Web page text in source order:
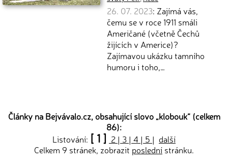
26. 07. 2023: Zajímá vás,
čemu se v roce 1911 smáli
Američané (včetně Čechů
žijících v Americe)?
Zajímavou ukázku tamního
humoru i toho,…
Články na Bejvávalo.cz, obsahující slovo „klobouk“ (celkem
86):
Listování: [ 1 ] 2 | 3 | 4 | 5 | další
Celkem 9 stránek, zobrazit poslední stránku.